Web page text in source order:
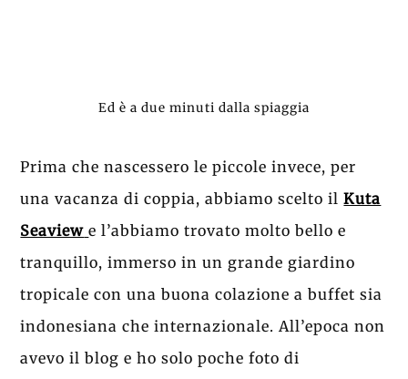
Ed è a due minuti dalla spiaggia
Prima che nascessero le piccole invece, per
una vacanza di coppia, abbiamo scelto ilKuta
Seaview e l’abbiamo trovato molto bello e
tranquillo, immerso in un grande giardino
tropicale con una buona colazione a buffet sia
indonesiana che internazionale. All’epoca non
avevo il blog e ho solo poche foto di